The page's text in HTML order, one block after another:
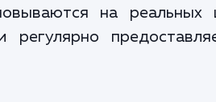
на
регулярно